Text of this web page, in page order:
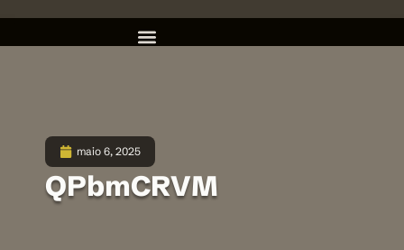
maio 6, 2025
QPbmCRVM